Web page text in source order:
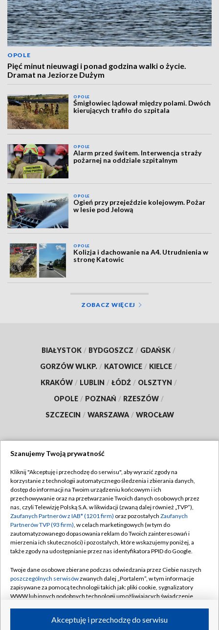
OPOLE
Pięć minut nieuwagi i ponad godzina walki o życie.
Dramat na Jeziorze Dużym
OPOLE
Śmigłowiec lądował między polami. Dwóch
kierujących trafiło do szpitala
OPOLE
Alarm przed świtem. Interwencja straży
pożarnej na oddziale szpitalnym
OPOLE
Ogień przy przejeździe kolejowym. Pożar
w lesie pod Jelową
OPOLE
Kolizja i dachowanie na A4. Utrudnienia w
stronę Katowic
ZOBACZ WIĘCEJ
BIAŁYSTOK / BYDGOSZCZ / GDAŃSK /
GORZÓW WLKP. / KATOWICE / KIELCE /
KRAKÓW / LUBLIN / ŁÓDŹ / OLSZTYN /
OPOLE / POZNAŃ / RZESZÓW /
SZCZECIN / WARSZAWA / WROCŁAW
TVP
Abonament TVP
Emisja w TVP
Centrum informacji TVP
Naziemna Telewizja Cyfrowa
Rada Programowa
System NOS
Informacje o nadawcy
Program dla prasy
Regulamin TVP
Polityka prywatności
Moje zgody
Pomoc
Kontakt
Kanały
Szanujemy Twoją prywatność
Kliknij "Akceptuję i przechodzę do serwisu", aby wyrazić zgody na
korzystanie z technologii automatycznego śledzenia i zbierania danych,
dostęp do informacji na Twoim urządzeniu końcowym i ich
przechowywanie oraz na przetwarzanie Twoich danych osobowych przez
nas, czyli Telewizję Polską S.A. w likwidacji (zwaną dalej również „TVP”),
Zaufanych Partnerów z IAB* (1201 firm) oraz pozostałych Zaufanych
Partnerów TVP (93 firm), w celach marketingowych (w tym do
zautomatyzowanego dopasowania reklam do Twoich zainteresowań i
mierzenia ich skuteczności) i pozostałych, które wskazujemy poniżej, a
także zgody na udostępnianie przez nas identyfikatora PPID do Google.
Twoje dane osobowe zbierane podczas odwiedzania przez Ciebie naszych
poszczególnych serwisówzwanych dalej „Portalem”, w tym informacje
zapisywane za pomocą technologii takich jak: pliki cookie, sygnalizatory
WWW lub innych podobnych technologii umożliwiających świadczenie
ruchu w Internecie.Akceptuję i przechodzę do serwisu